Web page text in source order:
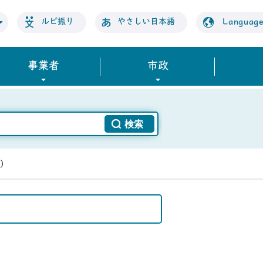
ルビ振り やさしい日本語 Language
事業者 市政